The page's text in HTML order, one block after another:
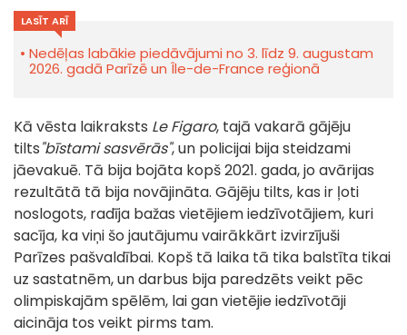
LASĪT ARĪ
Nedēļas labākie piedāvājumi no 3. līdz 9. augustam
2026. gadā Parīzē un Île-de-France reģionā
Kā vēsta laikraksts Le Figaro, tajā vakarā gājēju
tilts"bīstami sasvērās", un policijai bija steidzami
jāevakuē. Tā bija bojāta kopš 2021. gada, jo avārijas
rezultātā tā bija novājināta. Gājēju tilts, kas ir ļoti
noslogots, radīja bažas vietējiem iedzīvotājiem, kuri
sacīja, ka viņi šo jautājumu vairākkārt izvirzījuši
Parīzes pašvaldībai. Kopš tā laika tā tika balstīta tikai
uz sastatnēm, un darbus bija paredzēts veikt pēc
olimpiskajām spēlēm, lai gan vietējie iedzīvotāji
aicināja tos veikt pirms tam.